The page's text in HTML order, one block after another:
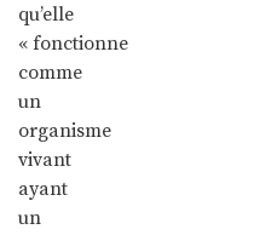
qu’elle
« fonctionne
comme
un
organisme
vivant
ayant
un